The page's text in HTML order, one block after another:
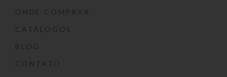
ONDE COMPRAR
CATÁLOGOS
BLOG
CONTATO